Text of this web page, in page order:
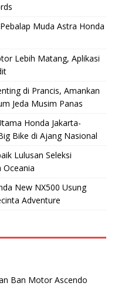
Muda Astra Honda
Lebih Matang, Aplikasi
di Prancis, Amankan
Jeda Musim Panas
Honda Jakarta-
Bike di Ajang Nasional
Lulusan Seleksi
Oceania
New NX500 Usung
Adventure
Ban Motor Ascendo